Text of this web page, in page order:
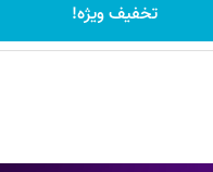
تخفیف ویژه!